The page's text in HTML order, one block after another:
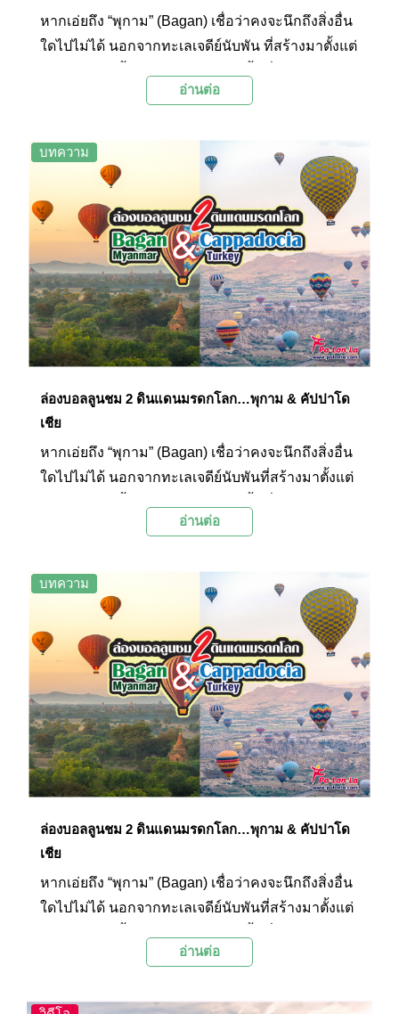
หากเอ่ยถึง “พุกาม” (Bagan) เชื่อว่าคงจะนึกถึงสิ่งอื่น
ใดไปไม่ได้ นอกจากทะเลเจดีย์นับพัน ที่สร้างมาตั้งแต่
ตมัณฑะเลย์ ประเทศเมียนมาร์ และหากเอ่ยถึง “คัป
แน่นอนว่า ก็คงจะต้องมีภาพของบอลลูนหลากสีลอย
ล่องอยู่เหนือภูมิประเทศ ที่เต็มไปด้วยกลุ่มภูเขาหินรูป
กรวยโผล่ขึ้นมาจากพื้นดิน...ในครั้งนี้ Palanla จะพา
ออกเดินทางไปสัมผัสกับความน่าอัศจรรย์ ของ 2 ดิน
แดนมรดกโลก “พุกาม” และ “คัปปาโดเชีย” ด้วยมุม
มองจากบนท้องฟ้า ผ่านการล่องบอลลูนลมร้อน
พร้อมแล้วไปด้วยกันค่ะ
อ่านต่อ
บทความ
ล่องบอลลูนชม 2 ดินแดนมรดกโลก…พุกาม & คัปปาโด
เชีย
หากเอ่ยถึง “พุกาม” (Bagan) เชื่อว่าคงจะนึกถึงสิ่งอื่น
ใดไปไม่ได้ นอกจากทะเลเจดีย์นับพันที่สร้างมาตั้งแต่
ตมัณฑะเลย์ ประเทศเมียนมาร์ และหากเอ่ยถึง “คัป
แน่นอนว่าก็คงจะต้องมีภาพของบอลลูนหลากสีลอย
ล่องอยู่เหนือภูมิประเทศแปลกตา ที่เต็มไปด้วยกลุ่ม
ภูเขาหินรูปกรวยโผล่ขึ้นมาจากพื้นดิน... ในครั้งนี้
Palanla จะพาออกเดินทางไปสัมผัสกับความน่า
อัศจรรย์ของ 2 ดินแดนมรดกโลก “พุกาม” และ “คัป
ปาโดเชีย” ด้วยมุมมองจากบนท้องฟ้าผ่านการล่อง
บอลลูนลมร้อน พร้อมแล้วไปด้วยกัน!
อ่านต่อ
บทความ
ล่องบอลลูนชม 2 ดินแดนมรดกโลก…พุกาม & คัปปาโด
เชีย
หากเอ่ยถึง “พุกาม” (Bagan) เชื่อว่าคงจะนึกถึงสิ่งอื่น
ใดไปไม่ได้ นอกจากทะเลเจดีย์นับพันที่สร้างมาตั้งแต่
ตมัณฑะเลย์ ประเทศเมียนมาร์ และหากเอ่ยถึง “คัป
แน่นอนว่าก็คงจะต้องมีภาพของบอลลูนหลากสีลอย
อ่านต่อ